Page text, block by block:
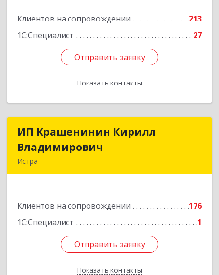
Клиентов на сопровождении
213
1С:Специалист
27
Отправить заявку
Показать контакты
Отправить заявку
Назад
ИП Крашенинин Кирилл
Владимирович
Истра
Клиентов на сопровождении
176
1С:Специалист
1
Отправить заявку
Показать контакты
ИП Крашенинин Кирилл
Подробнее
Отправить заявку
Назад